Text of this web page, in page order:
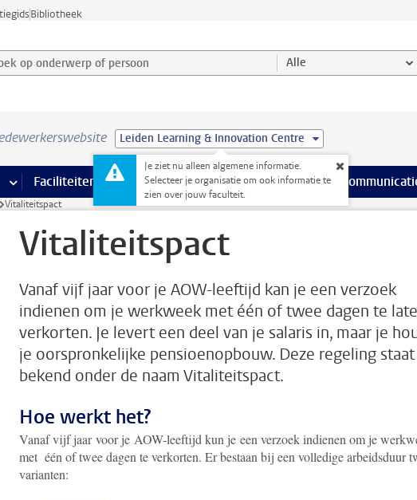
Bibliotheek
op onderwerp of persoon en selecteer categorie Alle
Leiden Learning & Innovation Centre
Je ziet nu alleen algemene informatie.
Selecteer je organisatie om ook informatie te
zien over jouw faculteit.
pagina’s
meer ICT pagina’s
Faciliteiten meer Faciliteiten pagina’s
Onderwijs meer Onderwijs pagina’s
Onderzoek meer Onderzoek
Vitaliteitspact
Vitaliteitspact
Vanaf vijf jaar voor je AOW-leeftijd kan je een verzoek
indienen om je werkweek met één of twee dagen te
verkorten. Je levert een deel van je salaris in, maar je
je oorspronkelijke pensioenopbouw. Deze regeling staat
bekend onder de naam Vitaliteitspact.
Hoe werkt het?
Vanaf vijf jaar voor je AOW-leeftijd kun je een verzoek indienen om je
met één of twee dagen te verkorten. Er bestaan bij een volledige arbeidsduur
varianten: